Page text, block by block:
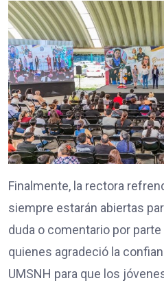
Finalmente, la rectora
siempre estarán abiertas
duda o comentario por
quienes agradeció la
UMSNH para que los